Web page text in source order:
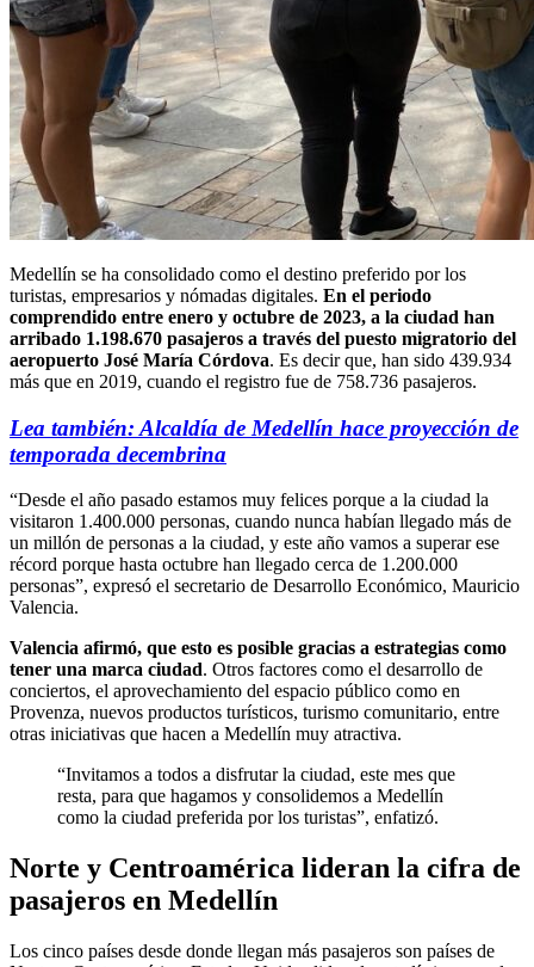
Medellín se ha consolidado como el destino preferido por los
turistas, empresarios y nómadas digitales. En el periodo
comprendido entre enero y octubre de 2023, a la ciudad han
arribado 1.198.670 pasajeros a través del puesto migratorio del
aeropuerto José María Córdova. Es decir que, han sido 439.934
más que en 2019, cuando el registro fue de 758.736 pasajeros.
Lea también: Alcaldía de Medellín hace proyección de
temporada decembrina
“Desde el año pasado estamos muy felices porque a la ciudad la
visitaron 1.400.000 personas, cuando nunca habían llegado más de
un millón de personas a la ciudad, y este año vamos a superar ese
récord porque hasta octubre han llegado cerca de 1.200.000
personas”, expresó el secretario de Desarrollo Económico, Mauricio
Valencia.
Valencia afirmó, que esto es posible gracias a estrategias como
tener una marca ciudad. Otros factores como el desarrollo de
conciertos, el aprovechamiento del espacio público como en
Provenza, nuevos productos turísticos, turismo comunitario, entre
otras iniciativas que hacen a Medellín muy atractiva.
“Invitamos a todos a disfrutar la ciudad, este mes que
resta, para que hagamos y consolidemos a Medellín
como la ciudad preferida por los turistas”, enfatizó.
Norte y Centroamérica lideran la cifra de
pasajeros en Medellín
Los cinco países desde donde llegan más pasajeros son países de